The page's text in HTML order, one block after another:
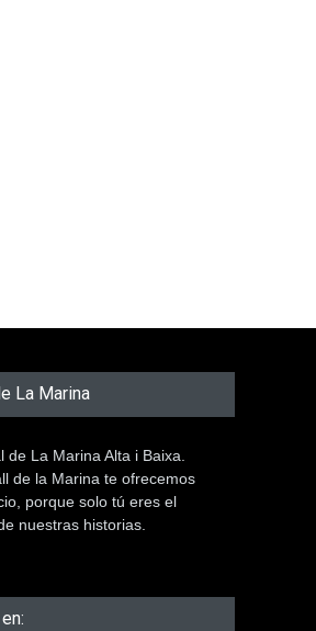
La Marina
de La Marina Alta i Baixa.
de la Marina te ofrecemos
porque solo tú eres el
nuestras historias.